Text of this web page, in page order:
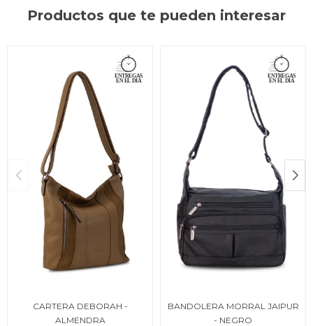
Productos que te pueden interesar
CARTERA DEBORAH -
ALMENDRA
BANDOLERA MORRAL JAIPUR
- NEGRO